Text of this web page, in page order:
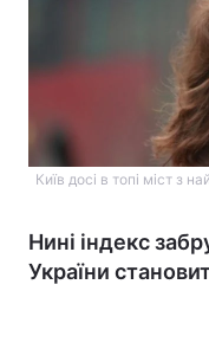
Київ досі в топі міст з
Нині індекс
України